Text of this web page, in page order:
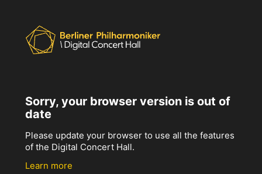
Sorry, your browser version is out of
date
Please update your browser to use all the features
of the Digital Concert Hall.
Learn more